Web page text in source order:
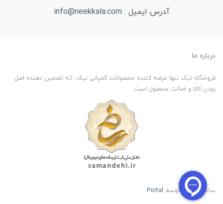
آدرس ایمیل : info@neekkala.com
درباره ما
فروشگاه نیک تنها عرضه کننده محصولات کمپانی نیک که تضمین دهنده اصل
بودن کالا و اصالت محصول است
ساخت سایت توسط Portal